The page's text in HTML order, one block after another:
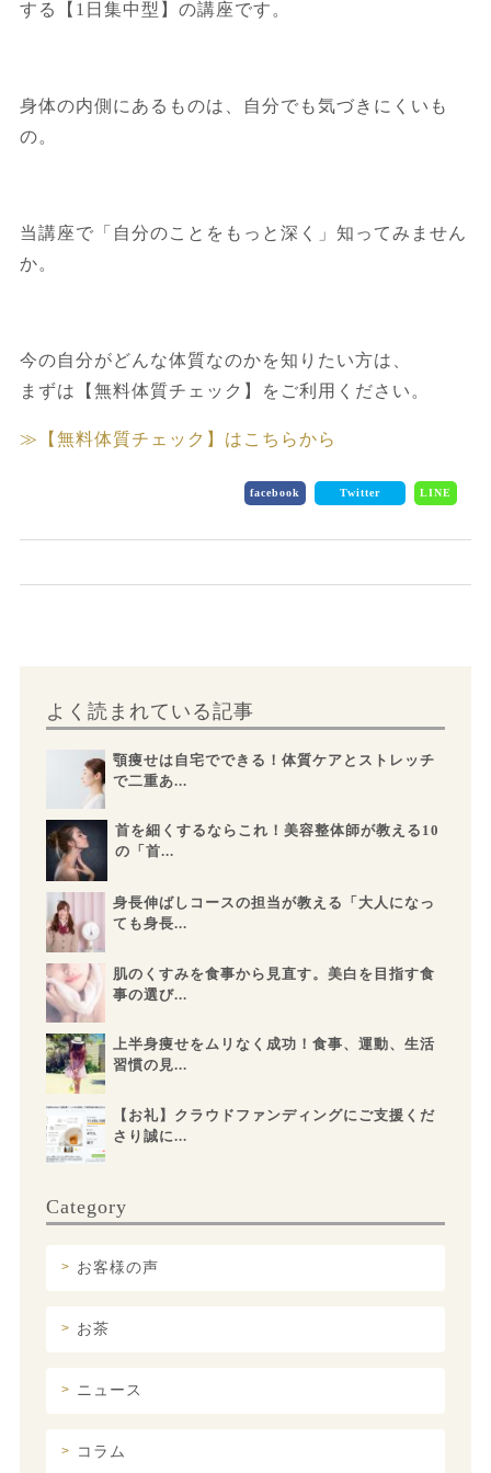
する【1日集中型】の講座です。
身体の内側にあるものは、自分でも気づきにくいも
の。
当講座で「自分のことをもっと深く」知ってみません
か。
今の自分がどんな体質なのかを知りたい方は、
まずは【無料体質チェック】をご利用ください。
≫【無料体質チェック】はこちらから
facebook Twitter LINE
よく読まれている記事
顎痩せは自宅でできる！体質ケアとストレッチ
で二重あ...
首を細くするならこれ！美容整体師が教える10
の「首...
身長伸ばしコースの担当が教える「大人になっ
ても身長...
肌のくすみを食事から見直す。美白を目指す食
事の選び...
上半身痩せをムリなく成功！食事、運動、生活
習慣の見...
【お礼】クラウドファンディングにご支援くだ
さり誠に...
Category
お客様の声
お茶
ニュース
コラム